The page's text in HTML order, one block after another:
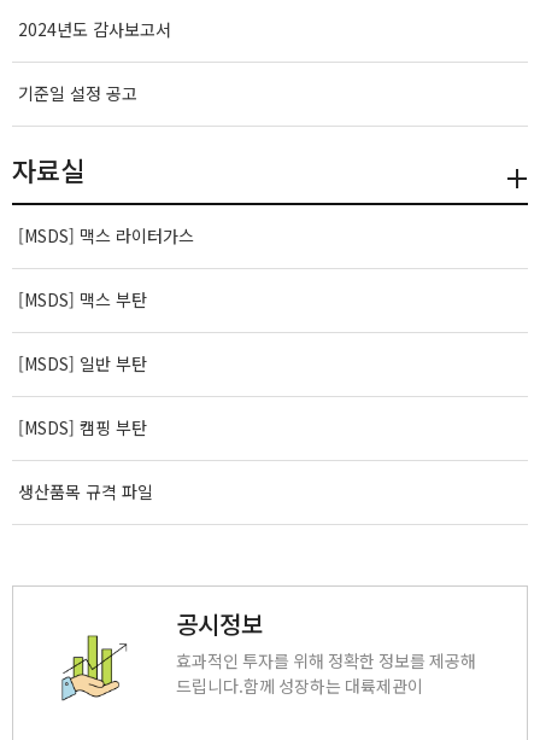
2024년도 감사보고서
기준일 설정 공고
자료실
[MSDS] 맥스 라이터가스
[MSDS] 맥스 부탄
[MSDS] 일반 부탄
[MSDS] 캠핑 부탄
생산품목 규격 파일
공시정보
효과적인 투자를 위해 정확한 정보를 제공해
드립니다.함께 성장하는 대륙제관이